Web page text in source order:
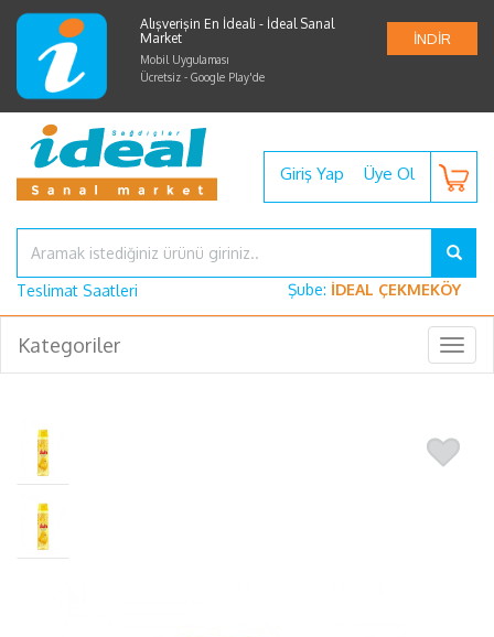
Alışverişin En İdeali - İdeal Sanal
Market
Mobil Uygulaması
Ücretsiz - Google Play'de
İNDİR
Giriş Yap Üye Ol
Teslimat Saatleri Şube: İDEAL ÇEKMEKÖY
Kategoriler